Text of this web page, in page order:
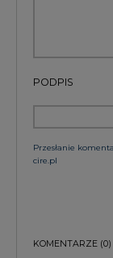
postaci
Agencji